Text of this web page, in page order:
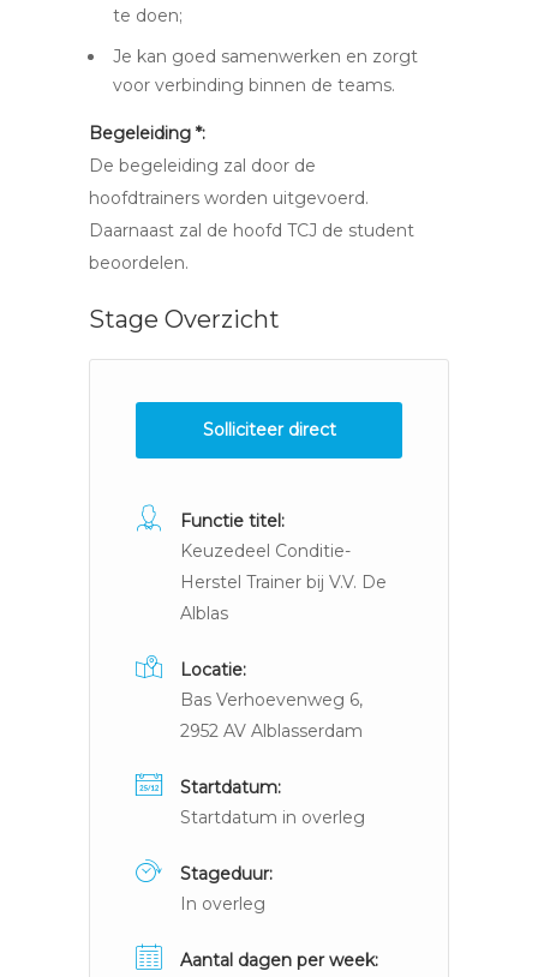
te doen;
Je kan goed samenwerken en zorgt
voor verbinding binnen de teams.
Begeleiding *:
De begeleiding zal door de
hoofdtrainers worden uitgevoerd.
Daarnaast zal de hoofd TCJ de student
beoordelen.
Stage Overzicht
Solliciteer direct
Functie titel:
Keuzedeel Conditie-
Herstel Trainer bij V.V. De
Alblas
Locatie:
Bas Verhoevenweg 6,
2952 AV Alblasserdam
Startdatum:
Startdatum in overleg
Stageduur:
In overleg
Aantal dagen per week: